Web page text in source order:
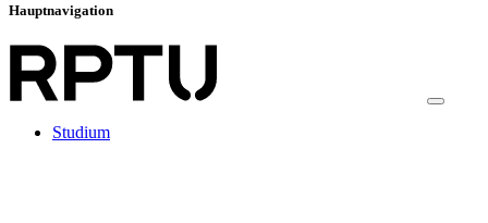
Hauptnavigation
Studium